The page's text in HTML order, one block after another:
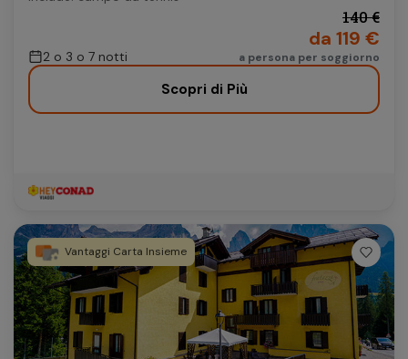
2 o 3 o 7 notti
140 €
da 119 €
a persona per soggiorno
Scopri di Più
Vantaggi Carta Insieme